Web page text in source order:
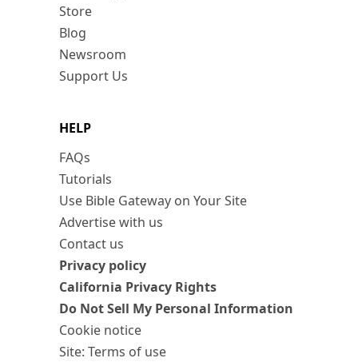
Store
Blog
Newsroom
Support Us
HELP
FAQs
Tutorials
Use Bible Gateway on Your Site
Advertise with us
Contact us
Privacy policy
California Privacy Rights
Do Not Sell My Personal Information
Cookie notice
Site: Terms of use